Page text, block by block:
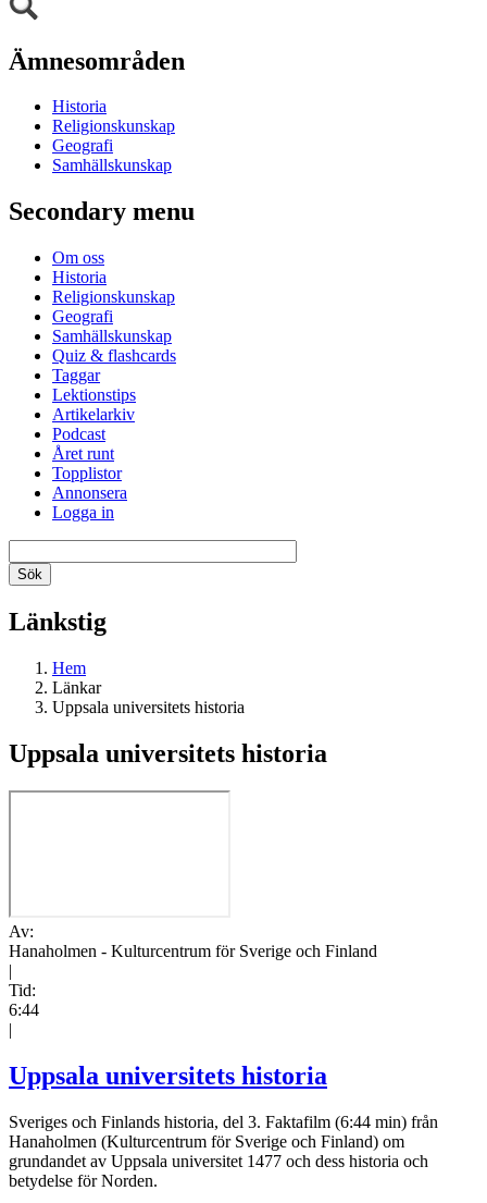
Ämnesområden
Historia
Religionskunskap
Geografi
Samhällskunskap
Secondary menu
Om oss
Historia
Religionskunskap
Geografi
Samhällskunskap
Quiz & flashcards
Taggar
Lektionstips
Artikelarkiv
Podcast
Året runt
Topplistor
Annonsera
Logga in
Länkstig
Hem
Länkar
Uppsala universitets historia
Uppsala universitets historia
Av:
Hanaholmen - Kulturcentrum för Sverige och Finland
|
Tid:
6:44
|
Uppsala universitets historia
Sveriges och Finlands historia, del 3. Faktafilm (6:44 min) från
Hanaholmen (Kulturcentrum för Sverige och Finland) om
grundandet av Uppsala universitet 1477 och dess historia och
betydelse för Norden.